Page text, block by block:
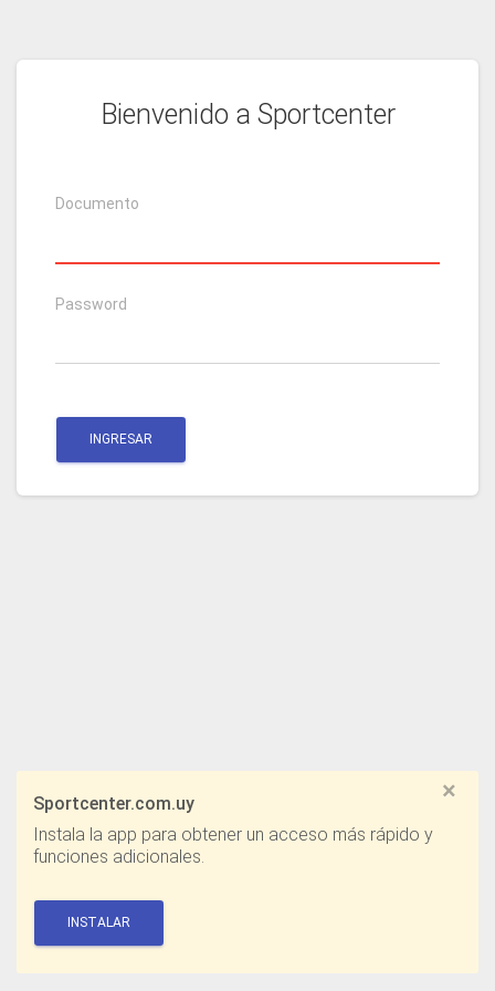
Bienvenido a Sportcenter
Documento
Password
INGRESAR
×
Sportcenter.com.uy
Instala la app para obtener un acceso más rápido y
funciones adicionales.
INSTALAR